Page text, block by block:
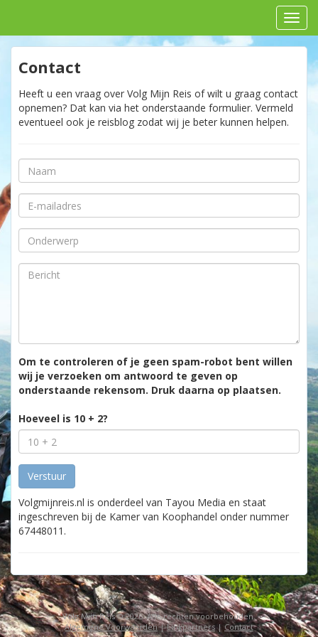
Contact
Heeft u een vraag over Volg Mijn Reis of wilt u graag contact
opnemen? Dat kan via het onderstaande formulier. Vermeld
eventueel ook je reisblog zodat wij je beter kunnen helpen.
Om te controleren of je geen spam-robot bent willen
wij je verzoeken om antwoord te geven op
onderstaande rekensom. Druk daarna op plaatsen.
Hoeveel is 10 + 2?
Volgmijnreis.nl is onderdeel van Tayou Media en staat
ingeschreven bij de Kamer van Koophandel onder nummer
67448011.
Volg Mijn Reis © 2026. Alle rechten voorbehouden.
Algemene Voorwaarden|Linkpartners| Contact